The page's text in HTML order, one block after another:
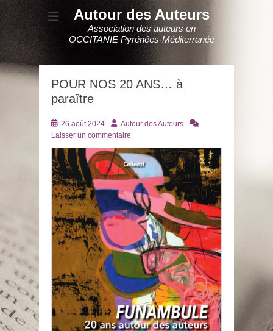
Autour des Auteurs
Association des auteurs en
OCCITANIE Pyrénées-Méditerranée
POUR NOS 20 ANS… à
paraître
Posté
le
26 août 2024 AuteurAutour des Auteurs
Laisser un commentaire